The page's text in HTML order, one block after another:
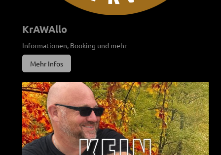
KrAWAllo
Informationen, Booking und mehr
Mehr Infos